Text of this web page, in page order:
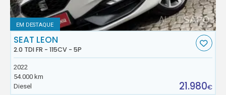
EM DESTAQUE
SEAT LEON
2.0 TDI FR - 115CV - 5P
2022
54.000 km
Diesel
21.980€